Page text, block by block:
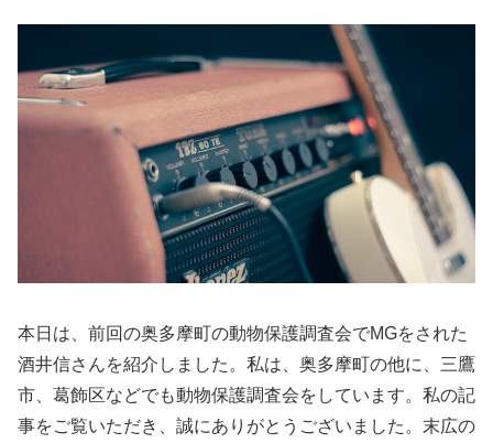
本日は、前回の奥多摩町の動物保護調査会でMGをされた
酒井信さんを紹介しました。私は、奥多摩町の他に、三鷹
市、葛飾区などでも動物保護調査会をしています。私の記
事をご覧いただき、誠にありがとうございました。末広の